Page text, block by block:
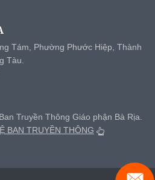
Tám, Phường Phước Hiệp, Thành
Tàu.
Truyền Thông Giáo phận Bà Rịa.
BAN TRUYỀN THÔNG